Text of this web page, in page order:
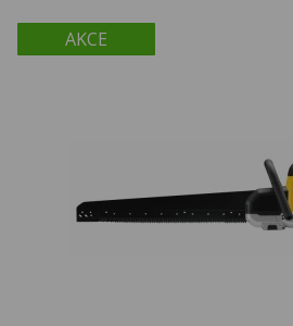
AKCE